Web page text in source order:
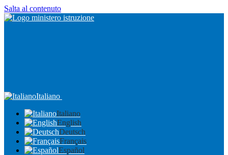
Salta al contenuto
Italiano
Italiano
English
Deutsch
Français
Español